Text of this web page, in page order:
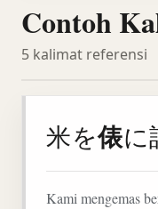
Contoh
5 kalimat referensi
米を俵に
Kami mengemas